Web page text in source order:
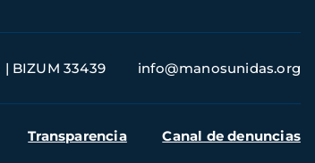
BIZUM 33439 info@manosunidas.org
Transparencia Canal de denuncias